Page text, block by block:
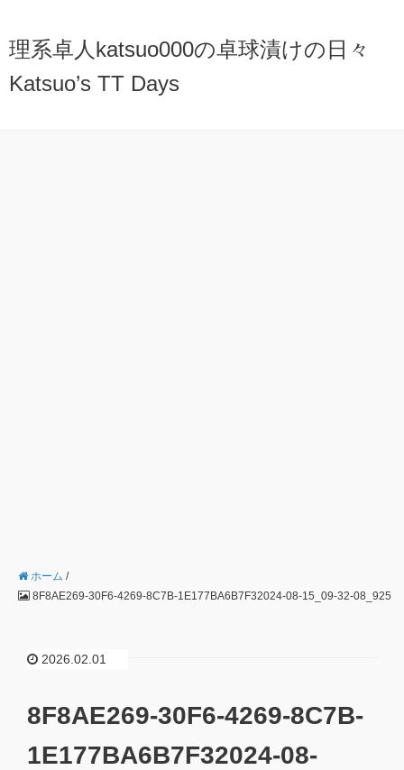
理系卓人katsuo000の卓球漬けの日々
Katsuo’s TT Days
ホーム /
8F8AE269-30F6-4269-8C7B-1E177BA6B7F32024-08-15_09-32-08_925
2026.02.01
8F8AE269-30F6-4269-8C7B-
1E177BA6B7F32024-08-